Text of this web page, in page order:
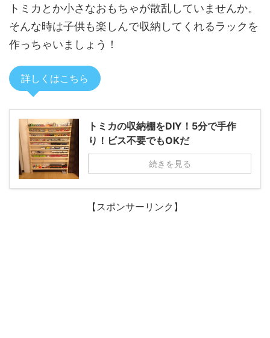
トミカとか小さなおもちゃが散乱していませんか。
そんな時は子供も楽しんで収納してくれるラックを
作っちゃいましょう！
詳しくはこちら
トミカの収納棚をDIY！5分で手作
り！ビス不要でもOKだ
続きを見る
【スポンサーリンク】